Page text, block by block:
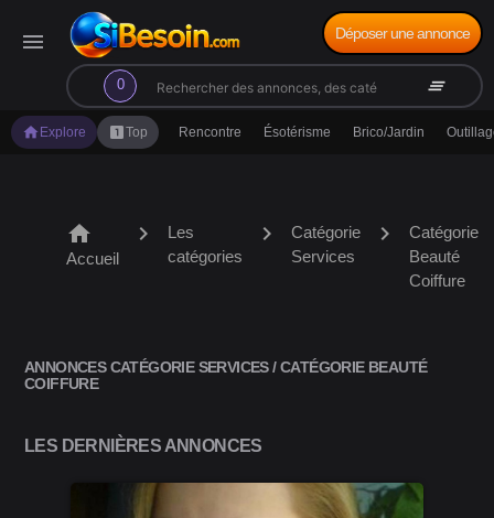
menu
0
search clear_all
Déposer une annonce
home Explore looks_oneTop Rencontre Ésotérisme Brico/Jardin
home
Accueil
chevron_right
Les
catégories
chevron_right
Catégorie
Services
chevron_right
Catégorie
Beauté
Coiffure
ANNONCES CATÉGORIE SERVICES / CATÉGORIE BEAUTÉ
COIFFURE
LES DERNIÈRES ANNONCES